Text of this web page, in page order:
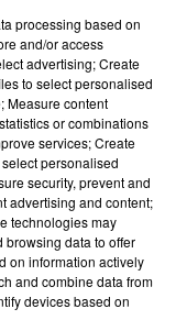
vos entrées
de nos
- Gagnez
au cœur
processing based on
and/or access
advertising; Create
to select personalised
Measure content
or combinations
services; Create
personalised
security, prevent and
advertising and content;
technologies may
browsing data to offer
on information actively
and combine data from
devices based on